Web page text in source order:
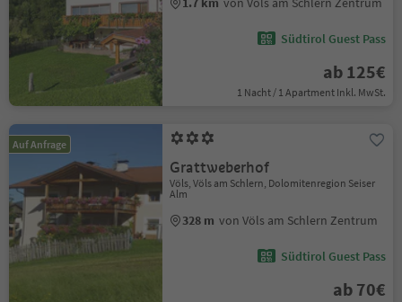
Südtirol Guest Pass
ab 125€
1 Nacht / 1 Apartment Inkl. MwSt.
Auf Anfrage
Grattweberhof
Völs, Völs am Schlern, Dolomitenregion Seiser
Alm
328 m von Völs am Schlern Zentrum
Südtirol Guest Pass
ab 70€